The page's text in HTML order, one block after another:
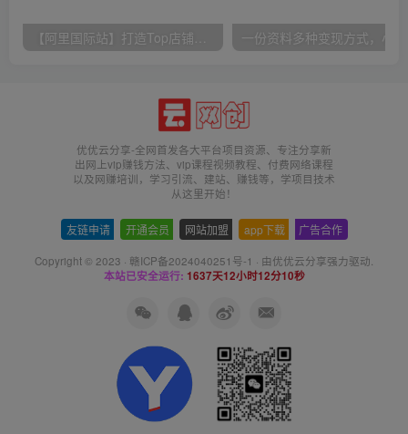
优优云分享-全网首发各大平台项目资源、专注分享新
出网上vip赚钱方法、vip课程视频教程、付费网络课程
以及网赚培训，学习引流、建站、赚钱等，学项目技术
从这里开始！
友链申请 开通会员 网站加盟 app下载 广告合作
Copyright © 2023 · 赣ICP备2024040251号-1 · 由优优云分享强力驱动.
本站已安全运行: 1637天12小时12分11秒